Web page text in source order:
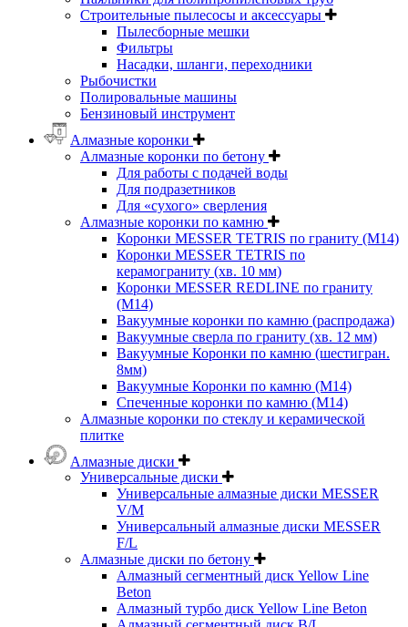
Строительные пылесосы и аксессуары
Пылесборные мешки
Фильтры
Насадки, шланги, переходники
Рыбочистки
Полировальные машины
Бензиновый инструмент
Алмазные коронки
Алмазные коронки по бетону
Для работы с подачей воды
Для подразетников
Для «сухого» сверления
Алмазные коронки по камню
Коронки MESSER TETRIS по граниту (М14)
Коронки MESSER TETRIS по
керамограниту (хв. 10 мм)
Коронки MESSER REDLINE по граниту
(М14)
Вакуумные коронки по камню (распродажа)
Вакуумные сверла по граниту (хв. 12 мм)
Вакуумные Коронки по камню (шестигран.
8мм)
Вакуумные Коронки по камню (M14)
Спеченные коронки по камню (M14)
Алмазные коронки по стеклу и керамической
плитке
Алмазные диски
Универсальные диски
Универсальные алмазные диски MESSER
V/M
Универсальный алмазные диски MESSER
F/L
Алмазные диски по бетону
Алмазный сегментный диск Yellow Line
Beton
Алмазный турбо диск Yellow Line Beton